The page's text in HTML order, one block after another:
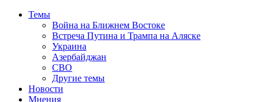
Темы
Война на Ближнем Востоке
Встреча Путина и Трампа на Аляске
Украина
Азербайджан
СВО
Другие темы
Новости
Мнения